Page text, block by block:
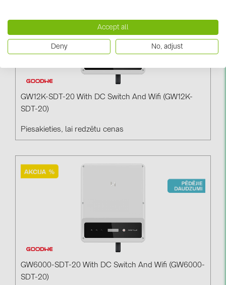
GW12K-SDT-20 With DC Switch And Wifi (GW12K-
SDT-20)
Piesakieties, lai redzētu cenas
GW6000-SDT-20 With DC Switch And Wifi (GW6000-
SDT-20)
Accept all
Deny No, adjust